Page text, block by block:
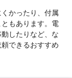
かったり、付属
もあります。電
したりなど、な
できるおすすめ